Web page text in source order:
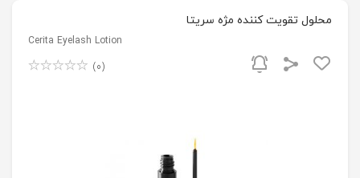
محلول تقویت کننده مژه سریتا
Cerita Eyelash Lotion
(0)